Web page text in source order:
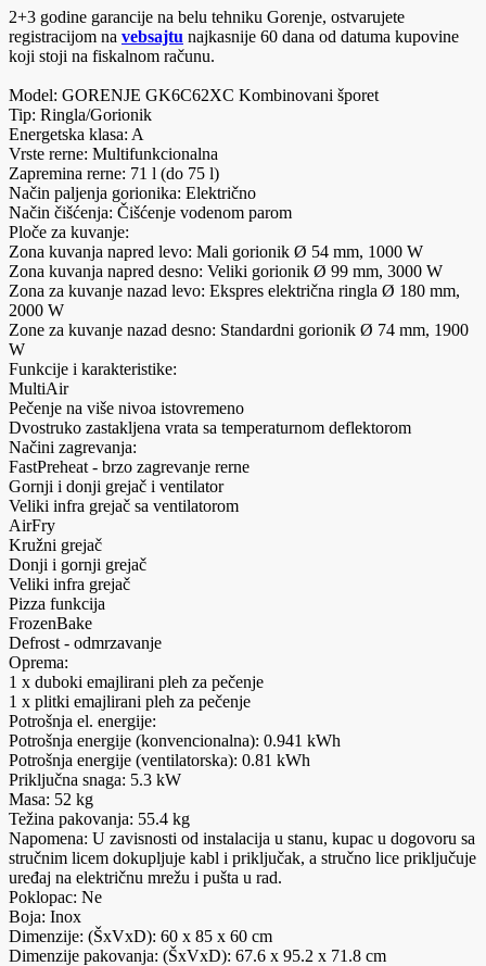
2+3 godine garancije na belu tehniku Gorenje, ostvarujete
registracijom na vebsajtu najkasnije 60 dana od datuma kupovine
koji stoji na fiskalnom računu.
Model: GORENJE GK6C62XC Kombinovani šporet
Tip: Ringla/Gorionik
Energetska klasa: A
Vrste rerne: Multifunkcionalna
Zapremina rerne: 71 l (do 75 l)
Način paljenja gorionika: Električno
Način čišćenja: Čišćenje vodenom parom
Ploče za kuvanje:
Zona kuvanja napred levo: Mali gorionik Ø 54 mm, 1000 W
Zona kuvanja napred desno: Veliki gorionik Ø 99 mm, 3000 W
Zona za kuvanje nazad levo: Ekspres električna ringla Ø 180 mm,
2000 W
Zone za kuvanje nazad desno: Standardni gorionik Ø 74 mm, 1900
W
Funkcije i karakteristike:
MultiAir
Pečenje na više nivoa istovremeno
Dvostruko zastakljena vrata sa temperaturnom deflektorom
Načini zagrevanja:
FastPreheat - brzo zagrevanje rerne
Gornji i donji grejač i ventilator
Veliki infra grejač sa ventilatorom
AirFry
Kružni grejač
Donji i gornji grejač
Veliki infra grejač
Pizza funkcija
FrozenBake
Defrost - odmrzavanje
Oprema:
1 x duboki emajlirani pleh za pečenje
1 x plitki emajlirani pleh za pečenje
Potrošnja el. energije:
Potrošnja energije (konvencionalna): 0.941 kWh
Potrošnja energije (ventilatorska): 0.81 kWh
Priključna snaga: 5.3 kW
Masa: 52 kg
Težina pakovanja: 55.4 kg
Napomena: U zavisnosti od instalacija u stanu, kupac u dogovoru sa
stručnim licem dokupljuje kabl i priključak, a stručno lice priključuje
uređaj na električnu mrežu i pušta u rad.
Poklopac: Ne
Boja: Inox
Dimenzije: (ŠxVxD): 60 x 85 x 60 cm
Dimenzije pakovanja: (ŠxVxD): 67.6 x 95.2 x 71.8 cm